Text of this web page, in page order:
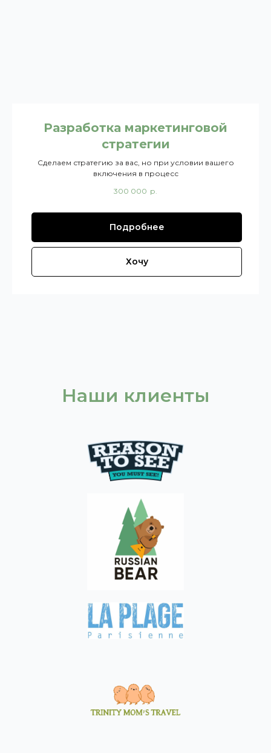
Разработка маркетинговой
стратегии
Сделаем стратегию за вас, но при условии вашего
включения в процесс
300 000 р.
Подробнее
Хочу
Наши клиенты